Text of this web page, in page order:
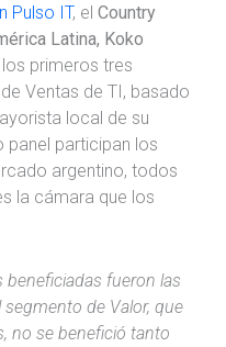
Pulso IT, el Country
Latina, Koko
primeros tres
Ventas de TI, basado
local de su
panel participan los
argentino, todos
la cámara que los
beneficiadas fueron las
de Valor, que
no se benefició tanto